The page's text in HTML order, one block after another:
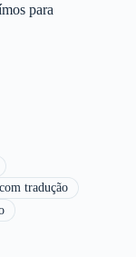
para
tradução